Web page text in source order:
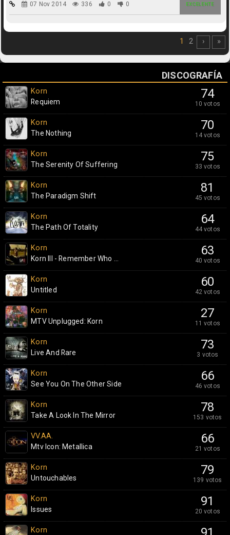
EXCELENTE
07 Nov 2014 336 0 0
1 2 › »
DISCOGRAFÍA
74
10 votos
Korn
Requiem
70
14 votos
Korn
The Nothing
75
33 votos
Korn
The Serenity Of Suffering
81
45 votos
Korn
The Paradigm Shift
64
44 votos
Korn
The Path Of Totality
63
40 votos
Korn
Korn III - Remember Who ...
60
42 votos
Korn
Untitled
27
11 votos
Korn
MTV Unplugged: Korn
73
3 votos
Korn
Live And Rare
66
46 votos
Korn
See You On The Other Side
78
153 votos
Korn
Take A Look In The Mirror
66
21 votos
VV.AA.
Mtv Icon: Metallica
79
139 votos
Korn
Untouchables
91
20 votos
Korn
Issues
Korn